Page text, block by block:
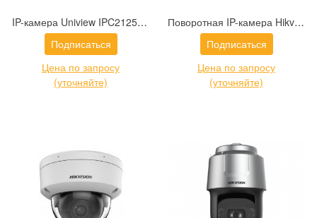
IP-камера Uniview IPC2125SB-ADF40KMC-I0
Подписаться
Цена по запросу
(уточняйте)
Поворотная IP-камера Hikvision DS-2SF8C442MXS-DL (14F1) (P3)
Подписаться
Цена по запросу
(уточняйте)